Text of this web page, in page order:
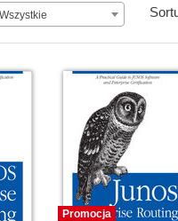
Wszystkie
Promocja